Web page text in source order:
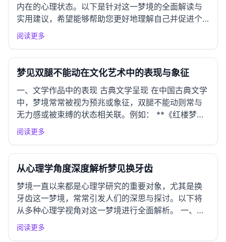
内在的心理状态。以下是针对这一梦境的全面解读与
实用建议，希望能够帮助您更好地理解自己并促进个
人成长。 一、情绪应对指南 常见情绪反应 梦见怀孕
在梦中常象征着新生事物的来临，无论是个人项目、
情感关系还是创造力的...
阅读更多
梦见双腿不能动在文化艺术中的表现与象征
一、文学作品中的表现 古典文学呈现 在中国古典文学
中，梦境常常被视为预兆或象征，双腿不能动则常与
无力感或被束缚的状态相关联。例如： **《红楼梦》
**中的贾宝玉在梦中被困于荣府，无法动弹，反映了
梦蝶”一则故事，虽然直接并未涉及腿的无法行动，但
其隐...
阅读更多
从心理学角度深度解析梦见换牙齿
梦境一直以来都是心理学研究的重要对象，尤其是换
牙齿这一梦境，常常引发人们的深思与探讨。以下将
从多种心理学视角对这一梦境进行全面解析。 一、精
神分析学派视角 弗洛伊德理论解析 弗洛伊德认为，梦
阅读更多